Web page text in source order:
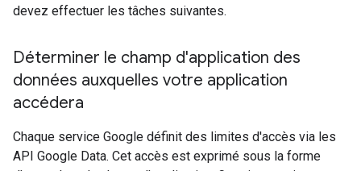
devez effectuer les tâches suivantes.
Déterminer le champ d'application des
données auxquelles votre application
accédera
Chaque service Google définit des limites d'accès via les
API Google Data. Cet accès est exprimé sous la forme